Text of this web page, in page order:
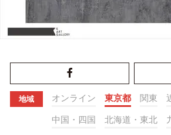
地域 オンライン 東京都 関東
中国・四国 北海道・東北